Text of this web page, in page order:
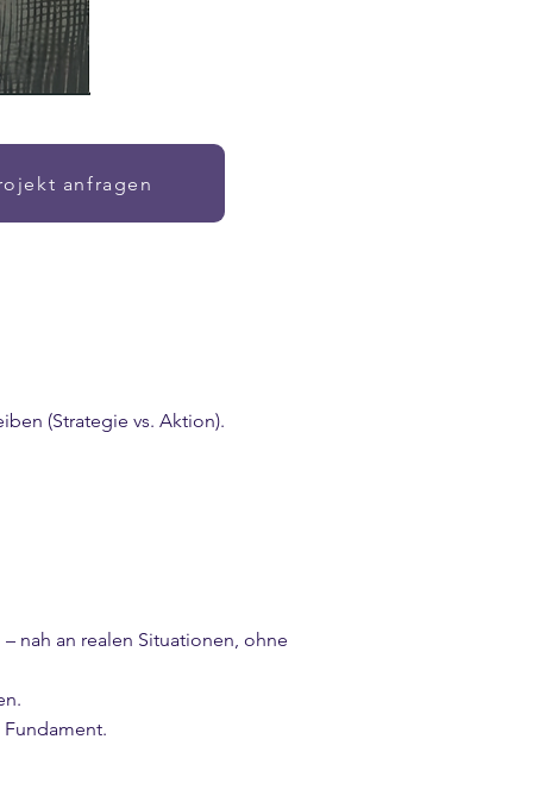
anfragen
(Strategie vs. Aktion).
nah an realen Situationen, ohne
Fundament.